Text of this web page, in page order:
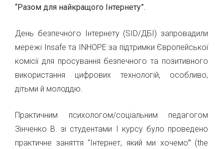
“Разом для найкращого Інтернету”.
День безпечного Інтернету (SID/ДБІ) запровадили
мережі Insafe та INHOPE за підтримки Європейської
комісії для просування безпечного та позитивного
використання цифрових технологій, особливо,
дітьми й молоддю.
Практичним психологом/соціальним педагогом
Зінченко В. зі студентами І курсу було проведено
практичне заняття “Інтернет, який ми хочемоˮ (the